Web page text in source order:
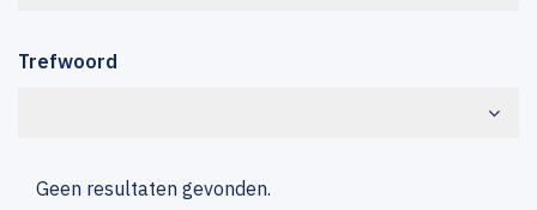
Trefwoord
Geen resultaten gevonden.